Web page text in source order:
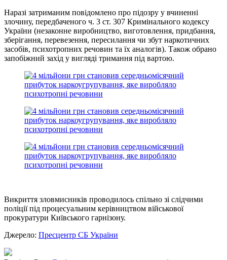
Наразі затриманим повідомлено про підозру у вчиненні
злочину, передбаченого ч. 3 ст. 307 Кримінального кодексу
України (незаконне виробництво, виготовлення, придбання,
зберігання, перевезення, пересилання чи збут наркотичних
засобів, психотропних речовин та їх аналогів). Також обрано
запобіжний захід у вигляді тримання під вартою.
Викриття зловмисників проводилось спільно зі слідчими
поліції під процесуальним керівництвом військової
прокуратури Київського гарнізону.
Джерело: Пресцентр СБ України